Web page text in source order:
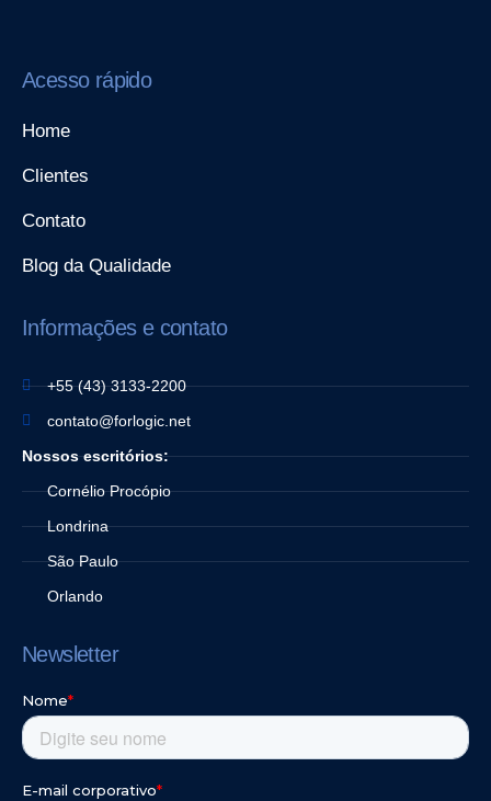
Acesso rápido
Home
Clientes
Contato
Blog da Qualidade
Informações e contato
+55 (43) 3133-2200
contato@forlogic.net
Nossos escritórios:
Cornélio Procópio
Londrina
São Paulo
Orlando
Newsletter